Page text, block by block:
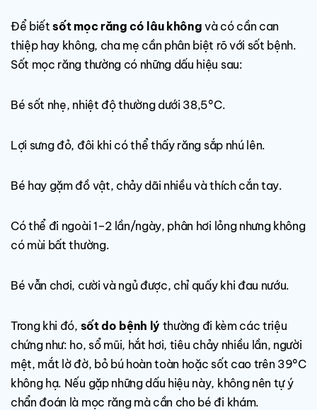
Để biếtsốt mọc răng có lâu không và có cần can
thiệp hay không, cha mẹ cần phân biệt rõ với sốt bệnh.
Sốt mọc răng thường có những dấu hiệu sau:
Bé sốt nhẹ, nhiệt độ thường dưới 38,5°C.
Lợi sưng đỏ, đôi khi có thể thấy răng sắp nhú lên.
Bé hay gặm đồ vật, chảy dãi nhiều và thích cắn tay.
Có thể đi ngoài 1–2 lần/ngày, phân hơi lỏng nhưng không
có mùi bất thường.
Bé vẫn chơi, cười và ngủ được, chỉ quấy khi đau nướu.
Trong khi đó, sốt do bệnh lý thường đi kèm các triệu
chứng như: ho, sổ mũi, hắt hơi, tiêu chảy nhiều lần, người
mệt, mắt lờ đờ, bỏ bú hoàn toàn hoặc sốt cao trên 39°C
không hạ. Nếu gặp những dấu hiệu này, không nên tự ý
chẩn đoán là mọc răng mà cần cho bé đi khám.